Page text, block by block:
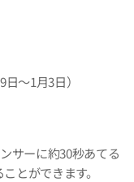
～1月3日）
サーに約30秒あてる
とができます。